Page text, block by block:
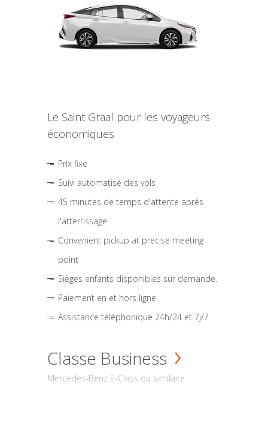
Le Saint Graal pour les voyageurs
économiques
Prix fixe
Suivi automatisé des vols
45 minutes de temps d'attente après
l'atterrissage
Convenient pickup at precise meeting
point
Sièges enfants disponibles sur demande.
Paiement en et hors ligne
Assistance téléphonique 24h/24 et 7j/7
Classe Business
Mercedes-Benz E-Class ou similaire